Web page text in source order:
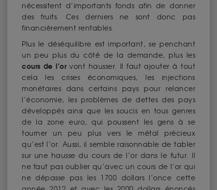
nécessitent d’importants fonds afin de donner
des fruits. Ces derniers ne sont donc pas
financièrement rentables.
Plus le déséquilibre est important, se penchant
un peu plus du côté de la demande, plus les
cours de l’orvont hausser. Il faut ajouter à tout
cela les crises économiques, les injections
monétaires dans certains pays pour relancer
l’économie, les problèmes de dettes des pays
développés ainsi que les soucis en tous genres
de la zone euro, qui poussent les gens à se
tourner un peu plus vers le métal précieux
qu’est l’or. Aussi, il semble raisonnable de tabler
sur une hausse du cours de l’or dans le futur. Il
ne faut pas oublier qu’avec un cours de l’or qui
ne dépasse pas les 1700 dollars l’once cette